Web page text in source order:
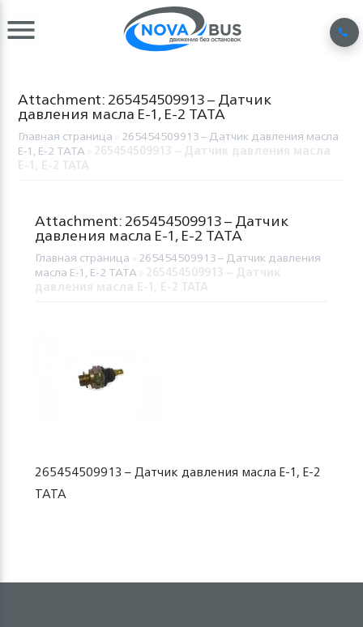
Attachment: 265454509913 – Датчик
давления масла Е-1, Е-2 TATA
Главная страница 265454509913 – Датчик давления масла
Е-1, Е-2 TATA
Attachment: 265454509913 – Датчик
давления масла Е-1, Е-2 TATA
Главная страница 265454509913 – Датчик давления
масла Е-1, Е-2 TATA»
265454509913 – Датчик давления масла Е-1, Е-2
TATA